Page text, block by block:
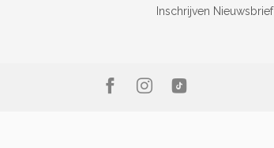
Inschrijven Nieuwsbrief